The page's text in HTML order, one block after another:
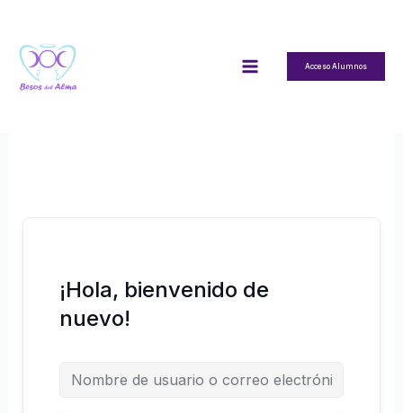
contenido
Acceso Alumnos
¡Hola, bienvenido de
nuevo!